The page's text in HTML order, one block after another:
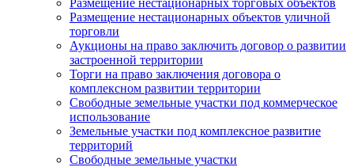
Размещение нестационарных объектов уличной
торговли
Аукционы на право заключить договор о развитии
застроенной территории
Торги на право заключения договора о
комплексном развитии территории
Свободные земельные участки под коммерческое
использование
Земельные участки под комплексное развитие
территорий
Свободные земельные участки